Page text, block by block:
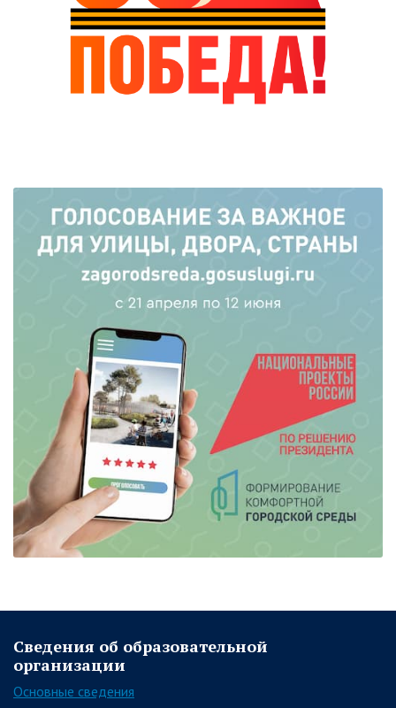
Сведения об образовательной
организации
Основные сведения